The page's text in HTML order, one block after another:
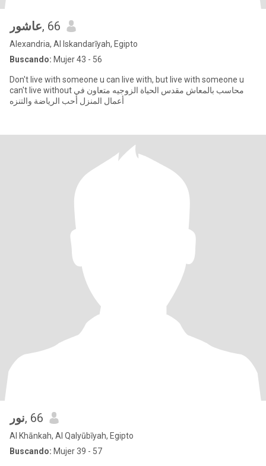
عاشور, 66
Alexandria, Al Iskandarīyah, Egipto
Buscando: Mujer 43 - 56
Don't live with someone u can live with, but live with someone u
can't live without محاسب بالمعاش مقدس الحياة الزوجيه متعاون في
أعمال المنزل أحب الرياضة والتنزه
نور, 66
Al Khānkah, Al Qalyūbīyah, Egipto
Buscando: Mujer 39 - 57